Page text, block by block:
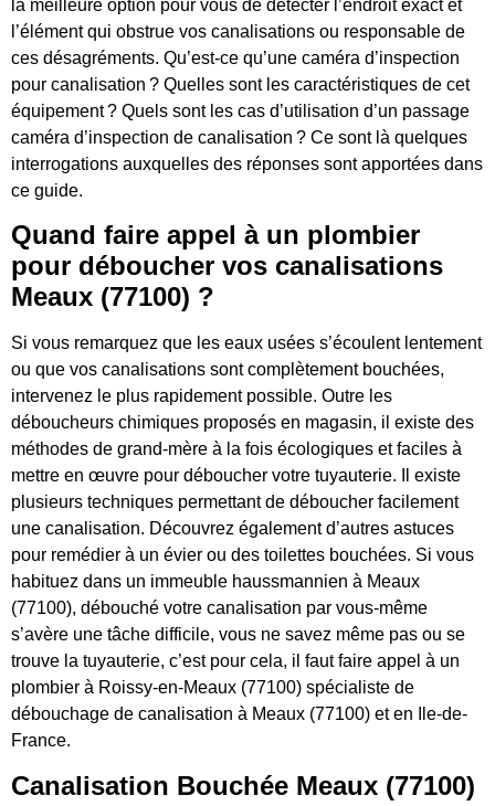
la meilleure option pour vous de détecter l’endroit exact et
l’élément qui obstrue vos canalisations ou responsable de
ces désagréments. Qu’est-ce qu’une caméra d’inspection
pour canalisation ? Quelles sont les caractéristiques de cet
équipement ? Quels sont les cas d’utilisation d’un passage
caméra d’inspection de canalisation ? Ce sont là quelques
interrogations auxquelles des réponses sont apportées dans
ce guide.
Quand faire appel à un plombier
pour déboucher vos canalisations
Meaux (77100) ?
Si vous remarquez que les eaux usées s’écoulent lentement
ou que vos canalisations sont complètement bouchées,
intervenez le plus rapidement possible. Outre les
déboucheurs chimiques proposés en magasin, il existe des
méthodes de grand-mère à la fois écologiques et faciles à
mettre en œuvre pour déboucher votre tuyauterie. Il existe
plusieurs techniques permettant de déboucher facilement
une canalisation. Découvrez également d’autres astuces
pour remédier à un évier ou des toilettes bouchées. Si vous
habituez dans un immeuble haussmannien à Meaux
(77100), débouché votre canalisation par vous-même
s’avère une tâche difficile, vous ne savez même pas ou se
trouve la tuyauterie, c’est pour cela, il faut faire appel à un
plombier à Roissy-en-Meaux (77100) spécialiste de
débouchage de canalisation à Meaux (77100) et en Ile-de-
France.
Canalisation Bouchée Meaux (77100)